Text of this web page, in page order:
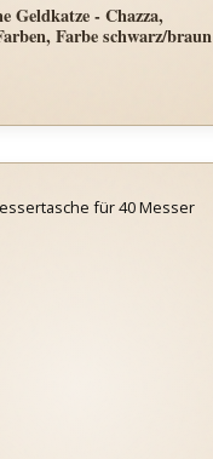
Geldkatze - Chazza,
Farbe schwarz/braun